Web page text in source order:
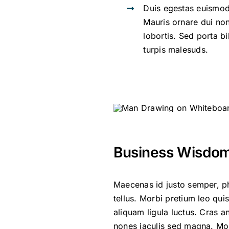
Duis egestas
Mauris ornare dui
lobortis. Sed porta
turpis malesuds.
Business
Maecenas id justo semper,
tellus. Morbi pretium leo
aliquam ligula luctus. Cras
nones iaculis sed magna.
Proin lacus lacus, rutrum
pellentesque diam. Integer
vehicula augue.
Vestibulum auctor tortor a